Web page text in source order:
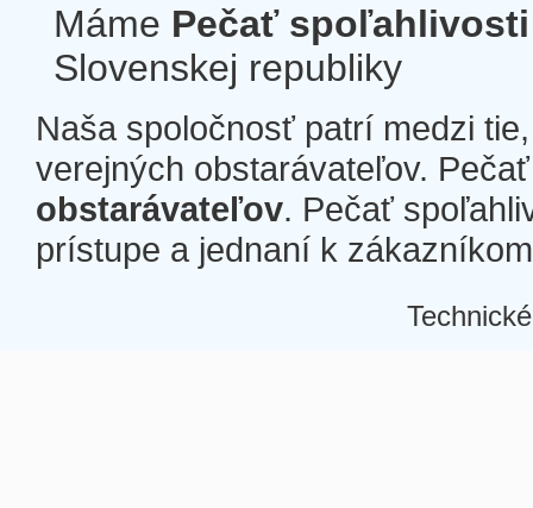
Máme Pečať spoľahlivosti
Slovenskej republiky
Naša spoločnosť patrí medzi
verejných obstarávateľov.
obstarávateľov. Pečať
prístupe a jednaní k